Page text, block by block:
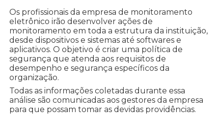
Os profissionais da empresa de monitoramento
eletrônico irão desenvolver ações de
monitoramento em toda a estrutura da instituição,
desde dispositivos e sistemas até softwares e
aplicativos. O objetivo é criar uma política de
segurança que atenda aos requisitos de
desempenho e segurança específicos da
organização.
Todas as informações coletadas durante essa
análise são comunicadas aos gestores da empresa
para que possam tomar as devidas providências.